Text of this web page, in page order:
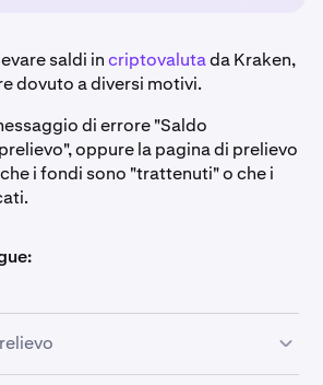
saldi incriptovalutada Kraken,
dovuto a diversi motivi.
di errore "Saldo
oppure la pagina di prelievo
i fondi sono "trattenuti" o che i